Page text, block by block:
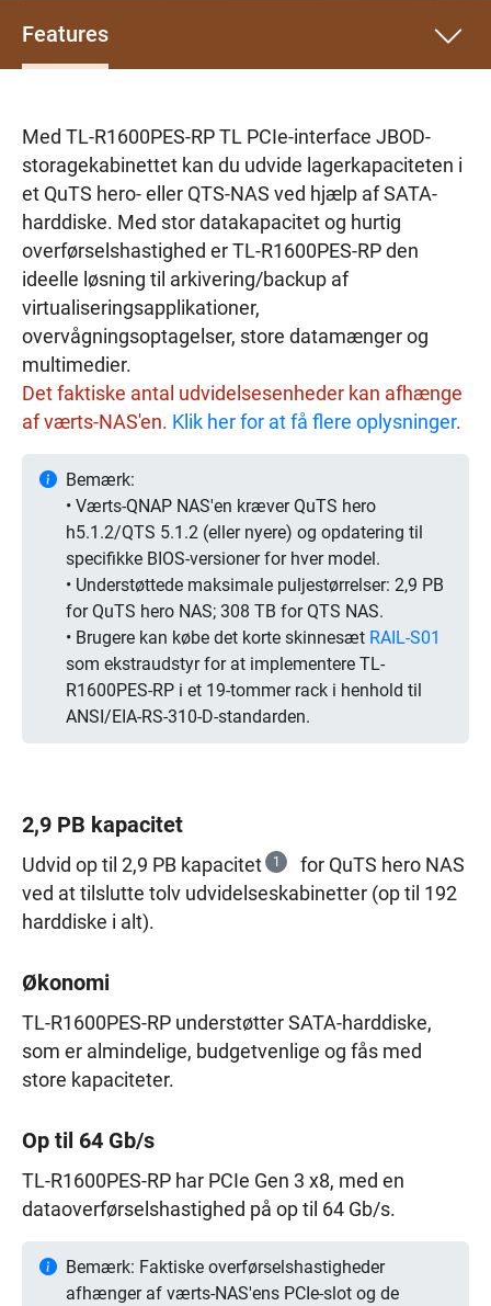
Features
Med TL-R1600PES-RP TL PCIe-interface JBOD-
storagekabinettet kan du udvide lagerkapaciteten i
et QuTS hero- eller QTS-NAS ved hjælp af SATA-
harddiske. Med stor datakapacitet og hurtig
overførselshastighed er TL-R1600PES-RP den
ideelle løsning til arkivering/backup af
virtualiseringsapplikationer,
overvågningsoptagelser, store datamænger og
multimedier.
Det faktiske antal udvidelsesenheder kan afhænge
af værts-NAS'en. Klik her for at få flere oplysninger.
Bemærk:
• Værts-QNAP NAS'en kræver QuTS hero
h5.1.2/QTS 5.1.2 (eller nyere) og opdatering til
specifikke BIOS-versioner for hver model.
• Understøttede maksimale puljestørrelser: 2,9 PB
for QuTS hero NAS; 308 TB for QTS NAS.
• Brugere kan købe det korte skinnesæt RAIL-S01
som ekstraudstyr for at implementere TL-
R1600PES-RP i et 19-tommer rack i henhold til
ANSI/EIA-RS-310-D-standarden.
2,9 PB kapacitet
Udvid op til 2,9 PB kapacitet 1
for QuTS hero NAS
ved at tilslutte tolv udvidelseskabinetter (op til 192
harddiske i alt).
Økonomi
TL-R1600PES-RP understøtter SATA-harddiske,
som er almindelige, budgetvenlige og fås med
store kapaciteter.
Op til 64 Gb/s
TL-R1600PES-RP har PCIe Gen 3 x8, med en
dataoverførselshastighed på op til 64 Gb/s.
Bemærk: Faktiske overførselshastigheder
afhænger af værts-NAS'ens PCIe-slot og de